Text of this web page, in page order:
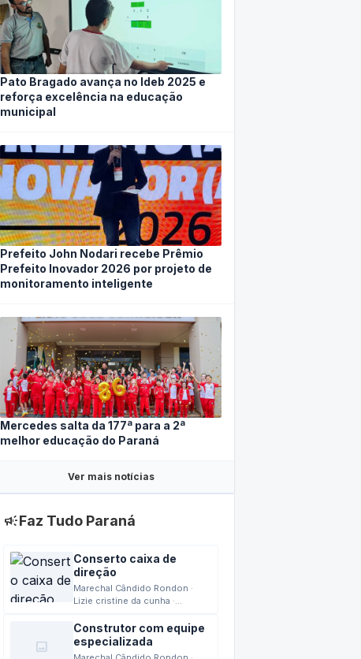
Pato Bragado avança no Ideb 2025 e
reforça excelência na educação
municipal
Prefeito John Nodari recebe Prêmio
Prefeito Inovador 2026 por projeto de
monitoramento inteligente
Mercedes salta da 177ª para a 2ª
melhor educação do Paraná
Ver mais notícias
campaignFaz Tudo Paraná
Conserto caixa de
direção
Marechal Cândido Rondon ·
Lizie cristine da cunha ·
image
Construtor com equipe
especializada